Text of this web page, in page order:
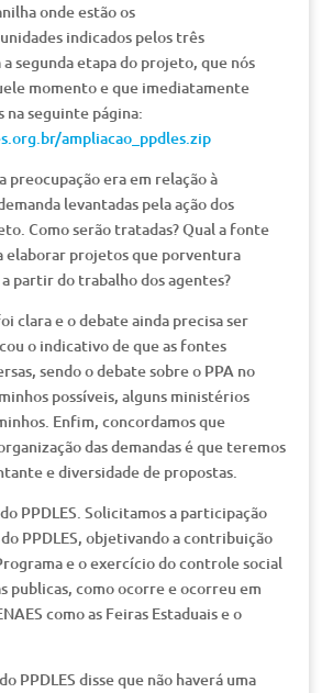
onde estão os
indicados pelos três
segunda etapa do projeto, que nós
momento e que imediatamente
na seguinte página:
ampliacao_ppdles.zip
preocupação era em relação à
levantadas pela ação dos
Como serão tratadas? Qual a fonte
elaborar projetos que porventura
partir do trabalho dos agentes?
clara e o debate ainda precisa ser
o indicativo de que as fontes
sendo o debate sobre o PPA no
possíveis, alguns ministérios
Enfim, concordamos que
das demandas é que teremos
e diversidade de propostas.
PPDLES. Solicitamos a participação
PPDLES, objetivando a contribuição
e o exercício do controle social
publicas, como ocorre e ocorreu em
como as Feiras Estaduais e o
PPDLES disse que não haverá uma